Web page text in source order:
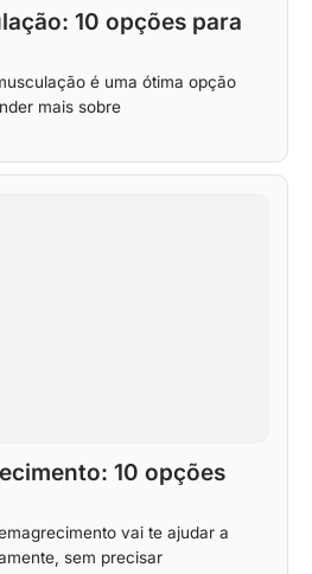
10 opções para
é uma ótima opção
mais sobre
10 opções
vai te ajudar a
sem precisar